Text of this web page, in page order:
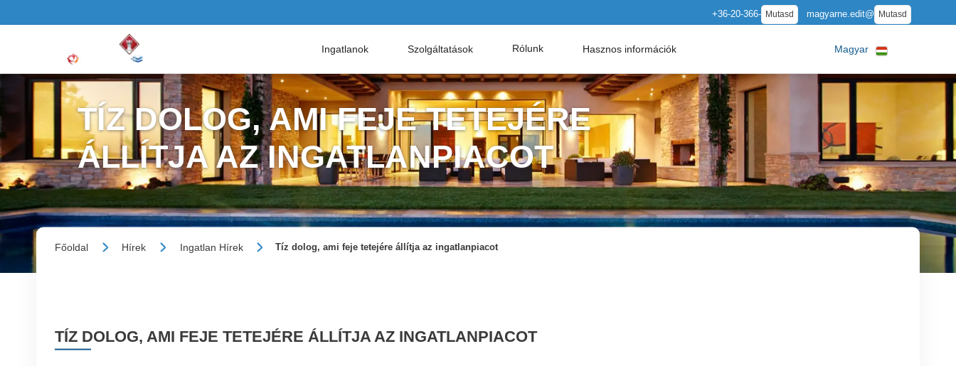
+36-20-366- Mutasd magyarne.edit@ Mutasd
Ingatlanok Szolgáltatások Rólunk Hasznos információk Magyar
TÍZ DOLOG, AMI FEJE TETEJÉRE
ÁLLÍTJA AZ INGATLANPIACOT
Főoldal Hírek Ingatlan Hírek Tíz dolog, ami feje tetejére állítja az ingatlanpiacot
TÍZ DOLOG, AMI FEJE TETEJÉRE ÁLLÍTJA AZ INGATLANPIACOT